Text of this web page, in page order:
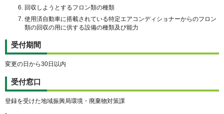
回収しようとするフロン類の種類
使用済自動車に搭載されている特定エアコンディショナーからのフロン
類の回収の用に供する設備の種類及び能力
受付期間
変更の日から30日以内
受付窓口
登録を受けた地域振興局環境・廃棄物対策課